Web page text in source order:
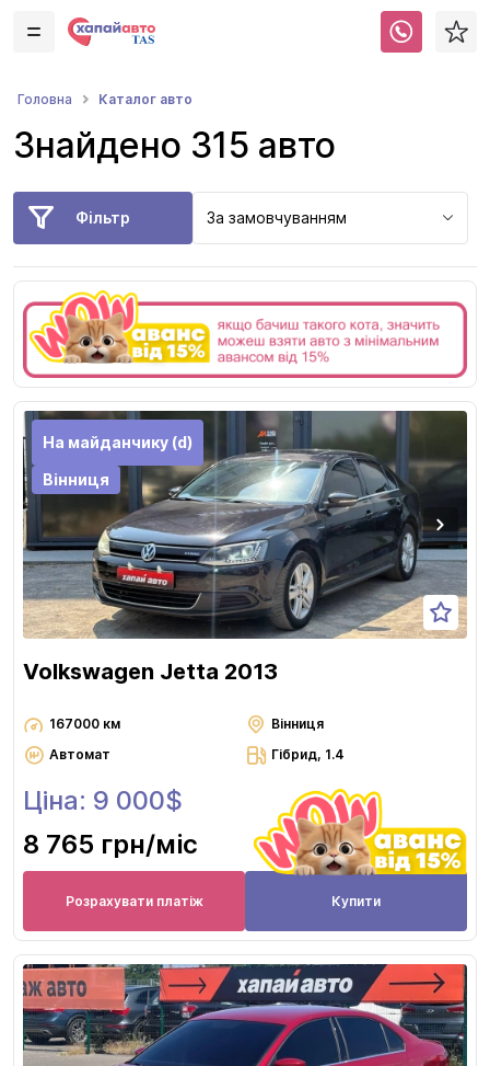
Головна Каталог авто
Знайдено 315 авто
Фільтр За замовчуванням
На майданчику (d)
Вінниця
Volkswagen Jetta 2013
167000 км
Вінниця
Автомат
Гібрид, 1.4
Ціна: 9 000$
8 765 грн/міс
Розрахувати платіж Купити